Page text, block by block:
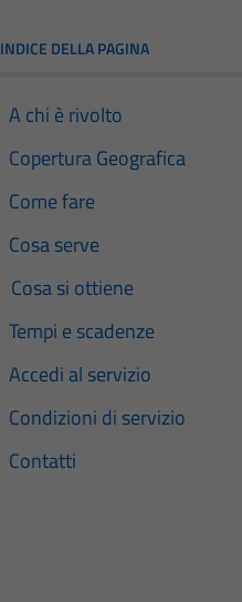
INDICE DELLA PAGINA
A chi è rivolto
Copertura Geografica
Come fare
Cosa serve
Cosa si ottiene
Tempi e scadenze
Accedi al servizio
Condizioni di servizio
Contatti